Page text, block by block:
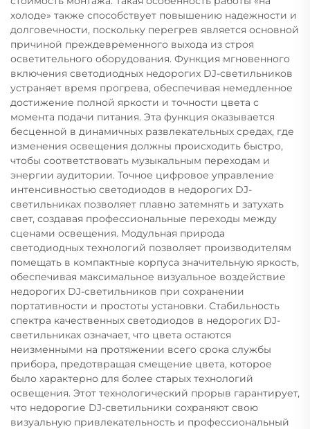
холоде» также способствует повышению надежности и
долговечности, поскольку перегрев является основной
причиной преждевременного выхода из строя
осветительного оборудования. Функция мгновенного
включения светодиодных недорогих DJ-светильников
устраняет время прогрева, обеспечивая немедленное
достижение полной яркости и точности цвета с
момента подачи питания. Эта функция оказывается
бесценной в динамичных развлекательных средах, где
изменения освещения должны происходить быстро,
чтобы соответствовать музыкальным переходам и
энергии аудитории. Точное цифровое управление
интенсивностью светодиодов в недорогих DJ-
светильниках позволяет плавно затемнять и затухать
свет, создавая профессиональные переходы между
сценами освещения. Модульная природа
светодиодных технологий позволяет производителям
помещать в компактные корпуса значительную яркость,
обеспечивая максимальное визуальное воздействие
недорогих DJ-светильников при сохранении
портативности и простоты установки. Стабильность
спектра качественных светодиодов в недорогих DJ-
светильниках означает, что цвета остаются
неизменными на протяжении всего срока службы
прибора, предотвращая смещение цвета, которое
было характерно для более старых технологий
освещения. Этот технологический прорыв гарантирует,
что недорогие DJ-светильники сохраняют свою
визуальную привлекательность и профессиональный